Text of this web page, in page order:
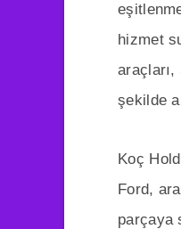
hizmet
araçları,
şekilde
Koç
Ford,
parçaya